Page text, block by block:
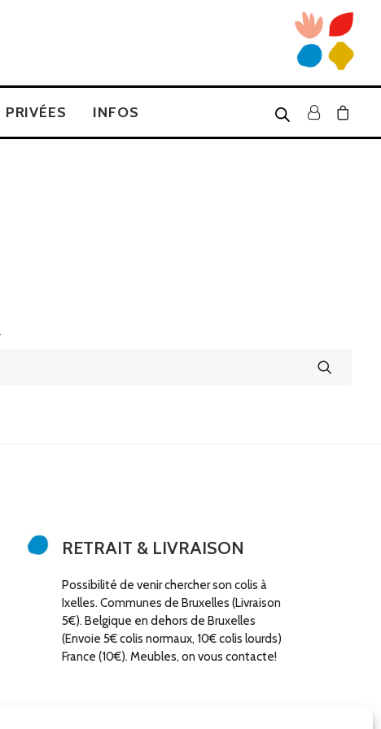
INFOS
RETRAIT & LIVRAISON
Possibilité de venir chercher son colis à
Ixelles. Communes de Bruxelles (Livraison
5€). Belgique en dehors de Bruxelles
(Envoie 5€ colis normaux, 10€ colis lourds)
France (10€). Meubles, on vous contacte!